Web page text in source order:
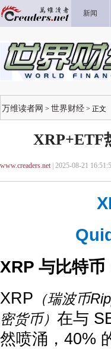
新闻
万维读者网 > 世界财经 > 正文
XRP+ETF
www.creaders.net| 2025-08-21
XRP 与比特
XRP （瑞波币
密货币） 在与
然喷涌，40%